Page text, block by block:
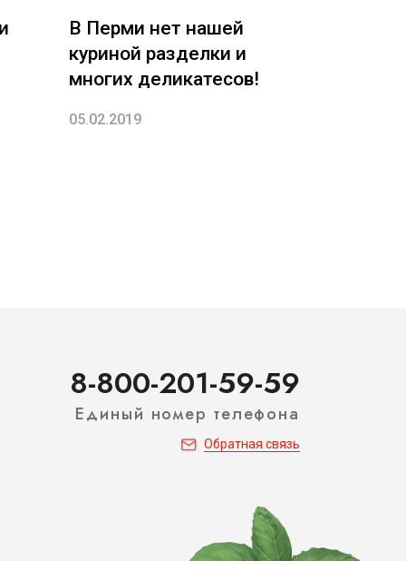
В Перми нет нашей
куриной разделки и
многих деликатесов!
05.02.2019
8-800-201-59-59
Единый номер телефона
Обратная связь